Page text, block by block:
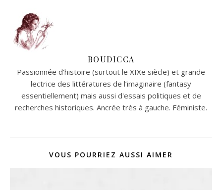
BOUDICCA
Passionnée d'histoire (surtout le XIXe siècle) et grande
lectrice des littératures de l’imaginaire (fantasy
essentiellement) mais aussi d'essais politiques et de
recherches historiques. Ancrée très à gauche. Féministe.
VOUS POURRIEZ AUSSI AIMER